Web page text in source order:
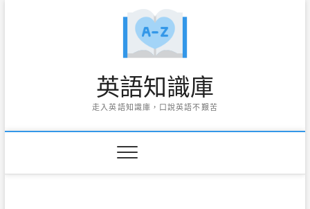
英語知識庫
走入英語知識庫，口說英語不艱苦